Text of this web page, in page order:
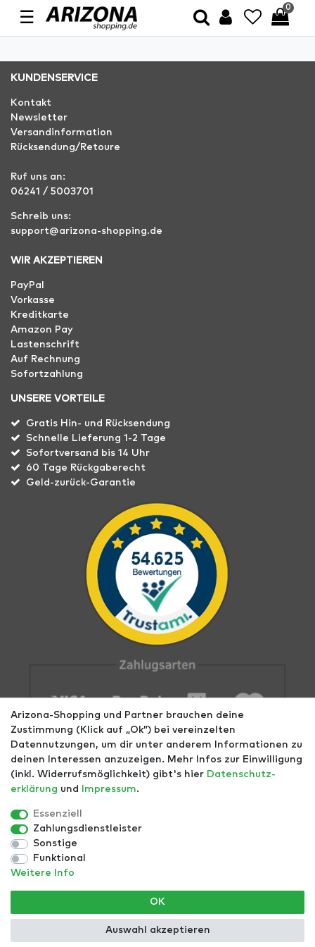
☰
0
KUNDENSERVICE
Kontakt
Newsletter
Versandinformation
Rücksendung/Retoure
Ruf uns an:
06241 / 5003701
Schreib uns:
support@arizona-shopping.de
WIR AKZEPTIEREN
PayPal
Vorkasse
Kreditkarte
Amazon Pay
Lastenschrift
Auf Rechnung
Sofortzahlung
UNSERE VORTEILE
Gratis Hin- und Rücksendung
Schnelle Lieferung 1-2 Tage
Sofortversand bis 14 Uhr
60 Tage Rückgaberecht
Geld-zurück-Garantie
Impressum AGB Datenschutz
*Alle Preise inkl. ges. MwSt. zzgl.Versandkosten- ©
Copyright 2021 | Alle Rechte vorbehalten.
Arizona-Shopping und Partner brauchen deine
Zustimmung (Klick auf „Ok”) bei vereinzelten
Datennutzungen, um dir unter anderem Informationen zu
deinen Interessen anzuzeigen. Mehr Infos zur Einwilligung
(inkl. Widerrufsmöglichkeit) gibt's hier Daten­schutz­
erklärung und Impressum.
Essenziell
Zahlungsdienstleister
Sonstige
Funktional
Weitere Info
OK
Auswahl akzeptieren